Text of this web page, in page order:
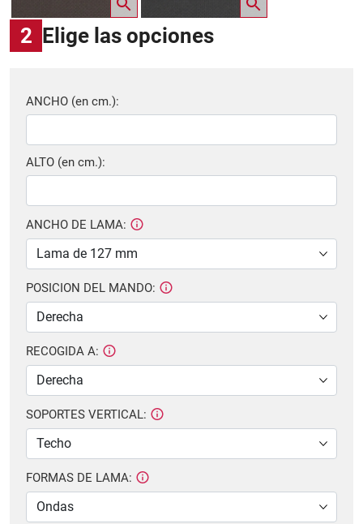
2 Elige las opciones
ANCHO (en cm.):
ALTO (en cm.):
ANCHO DE LAMA:
POSICION DEL MANDO:
RECOGIDA A:
SOPORTES VERTICAL:
FORMAS DE LAMA: